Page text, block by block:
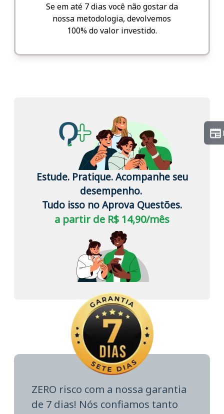
Se em até 7 dias você não gostar da
nossa metodologia, devolvemos
100% do valor investido.
Estude. Pratique. Acompanhe seu
desempenho.
Tudo isso no Aprova Questões.
a partir de R$ 14,90/mês
ZERO risco com a nossa garantia
de 7 dias! Nós confiamos tanto